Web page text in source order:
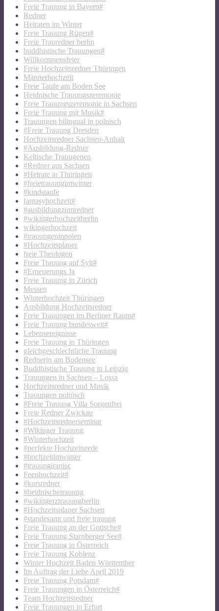
Freie Trauung in Bayern#
Redner
Heiraten im Winter
Freie Trauung Rügen#
Freie Trauredner berlin
buddhistische Trauungen#
Willkommensfeier
Freie Hochzeitsredner Thüringen
Männerhochzeit
Freie Taufe am Boden See
Heidnische Trauungszeremonie
Freie Trauungszeremonie in Sachsen
Freie Trauung mit Musik#
Trauungen bilingual in polnisch
#Freie Trauung Dresden
Hochzeitsredner Sachsen-Anhalt
#Ausbildung-Redner
Keltische Trauugenen
#Redner aus Sachsen
#Heirate in Thüringen
#freietrauungimwinter
#kindstaufe
fantasyhochzeit#
#ausbildungzumredner
#wikingerhochzeitberlin
wikingerhochzeit
#trauungeninpolen
#Hochzeitsplaner
freie Theologen
Freie Trauung auf Sylt#
#Erneuerungs Ja
Freie Trauung in Zürich
Messen
Winterhochzeit Thüringen
Ausbildung Hochzeitsredner
Freie Trauungen im Berliner Raum#
Freie Trauung bundesweit#
Lebensereignisse
Freie Trauung in Thüringen
gleichgeschlechtliche Trauung
Rednerin am Bodensee
Buddhistische Trauung in Leipzig
Trauungen in Sachsen – Lossa
Hochzeitsredner und Musik
Trauungen polnisch
#Freie Trauung Villa Sorgenfrei
Freie Redner Zwickau
#Hochzeitsrednerseminar
#Wikinger Trauung
#Winterhochzeit
#perfekte Hochzeitsrede
#hochzeitimwinter
#trauungiranisc
Feenhochzeit#
#kursredner
#heidnischetrauung
#wikingerztrauungberlin
#Hochzeitsplaner Sachsen
#standesamt und freie trauung
Freie Trauung an der Gotische#
Freie Trauung Starnberger See#
Freie Trauung in Österreich
Freie Trauung Koblenz
Winter Hochzeit Baden Württember
Im Auftrag der Liebe April 2019
Freie Trauung Potsdam#
Freie Trauungen in Österreich#
Team Hochzeitsredner
Freie Trauungen in Erfurt